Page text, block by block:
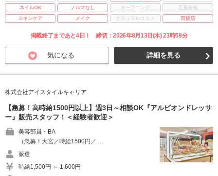
ネイルOK
ノルマなし オープニング
店長候補
スキンケア
メイク ナチュラルコスメ 百貨店
掲載終了まであと4日！ 締切：2026年8月13日(木) 23時59分
気になる 詳細を見る
株式会社アイスタイルキャリア
【急募！高時給1500円以上】週3日～相談OK『アルビオンドレッサ
ー』販売スタッフ！＜経験者歓迎＞
美容部員・BA
（急募！大宮／時給1500円／ …
派遣
時給1,500円 ～ 1,600円